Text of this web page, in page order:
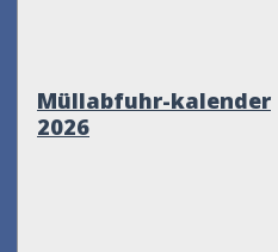
Müllabfuhr-kalender
2026